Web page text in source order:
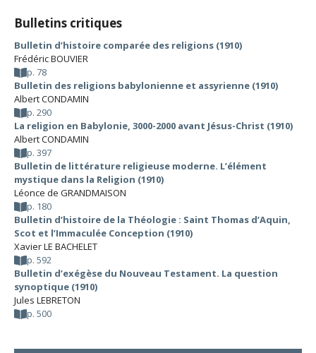
Bulletins critiques
Bulletin d’histoire comparée des religions (1910)
Frédéric BOUVIER
p. 78
Bulletin des religions babylonienne et assyrienne (1910)
Albert CONDAMIN
p. 290
La religion en Babylonie, 3000-2000 avant Jésus-Christ (1910)
Albert CONDAMIN
p. 397
Bulletin de littérature religieuse moderne. L’élément
mystique dans la Religion (1910)
Léonce de GRANDMAISON
p. 180
Bulletin d’histoire de la Théologie : Saint Thomas d’Aquin,
Scot et l’Immaculée Conception (1910)
Xavier LE BACHELET
p. 592
Bulletin d’exégèse du Nouveau Testament. La question
synoptique (1910)
Jules LEBRETON
p. 500